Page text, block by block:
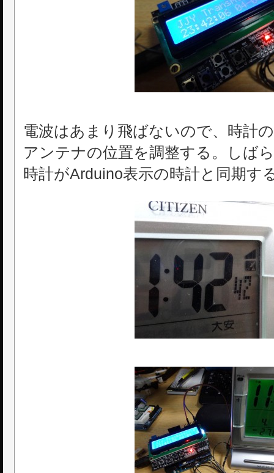
電波はあまり飛ばないので、時計
アンテナの位置を調整する。しば
時計がArduino表示の時計と同期す